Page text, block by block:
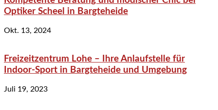
Optiker Scheel in Bargteheide
Okt. 13, 2024
Freizeitzentrum Lohe – Ihre Anlaufstelle für
Indoor-Sport in Bargteheide und Umgebung
Juli 19, 2023